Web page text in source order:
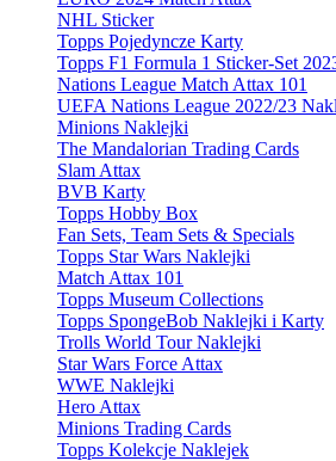
NHL Sticker
Topps Pojedyncze Karty
Topps F1 Formula 1 Sticker-Set
Nations League Match Attax 101
UEFA Nations League 2022/23
Minions Naklejki
The Mandalorian Trading Cards
Slam Attax
BVB Karty
Topps Hobby Box
Fan Sets, Team Sets & Specials
Topps Star Wars Naklejki
Match Attax 101
Topps Museum Collections
Topps SpongeBob Naklejki i Karty
Trolls World Tour Naklejki
Star Wars Force Attax
WWE Naklejki
Hero Attax
Minions Trading Cards
Topps Kolekcje Naklejek